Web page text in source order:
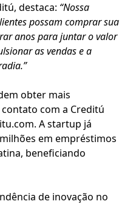
destaca: “Nossa
possam comprar sua
anos para juntar o valor
as vendas e a
obter mais
com a Creditú
. A startup já
em empréstimos
beneficiando
de inovação no